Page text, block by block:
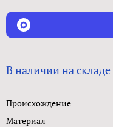
В наличии на складе
Происхождение
Материал